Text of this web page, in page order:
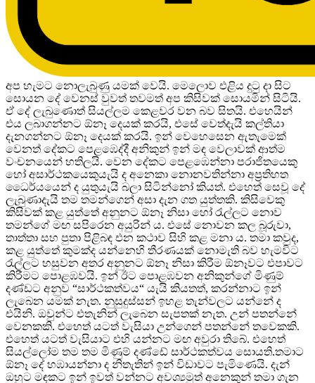
අප හැමට නොලැබුණු යමක් වෙයි. මෙලොව එළිය දුටු දා සිට
සොයන දේ වෙනස් වුවත් තවමත් අප කිසිවක් සොයමින් සිටියි.
ඒ දේ ලැබුණොත් සියල්ලම කෙළවර වන බව සිතයි. එහෙයින්
එය ලබාගන්නට ඕනෑ දෙයක් කරයි, එසේ වෙත්දැයි කල්තියා
දැනගන්නට ඕනෑ දෙයක් කරයි. ඉන් වෙහෙසෙන ඇතැමෙක්
වෙනත් දේකට පෙළඹෙද්දී අනිකුන් ඉන් මඳ වෙලාවක් ආත්ම
වංචනයෙන් හතිලයි. වෙන දේකට පෙළඹෙන්නා පරාජිතයෙකු
හෝ අසාර්ථකයෙකුයැයි ද අනෙකා නොනවතින්නා අප්‍රතිහත
ධෛර්යයෙන් ද යුතුයැයි බලා සිටින්නෝ කියත්. එහෙත් සෙවූ දේ
ලැබුණාදැයි තම තමන්ගෙන් අසා දැන ගත යුත්තකි. කිසිවෙකු
කිසිවක් කළ යුත්තේ අනුනට ඕනෑ නිසා හෝ රැල්ලට නොව
තමන්ගේ මඟ සපිරෙන අයුරින් ය. එසේ නොවන කල බූරුවා,
තාත්තා සහ පුතා පිළිබඳ එන කථාව සිහි කළ මනා ය. තමා කවුද,
කළ යුත්තේ කුමක්ද යන්නෙහි තීරණයක් නොමැති බව හැමවිට
රැල්ලට හසුවන අතර අනුනට ඕනෑ නිසා කිරීම ඕනෑවට එපාවට
කිරීමට පොළඹවයි. ඉන් ඊට පොළඹවන අනිකුන්ගේ මිණුම්
දණ්ඩට අනුව “සාර්ථකත්වය“ යැයි කියතත්, කරන්නාට ඉන්
ලැබෙන යමක් නැත. නුසුදුස්සන් ඉහළ තැන්වලට යන්නේ ද
එයිනි. ඔවුන්ට එතැනින් ලැබෙන සැපතක් නැත. උන් පතන්නේ
වෙනකකි. එහෙත් යටත් වැසියා උන්ගෙන් පතන්නේ තවෙකකි.
එහෙත් යටත් වැසියාට එහි යන්නට මඟ අවුරා තිබේ. එහෙත්
සියල්ලෝම තම තම මිණුම් දණ්ඩේ සාර්ථකත්වය සොයති.තමාට
ඕනෑ දේ හඹායන්නා ද නිතැතින් ඉන් විඩාවට පැමිණෙයි. දැන්
ඔහුට මඳකට ඉන් ඉවත් වන්නට අවශ්‍යමුත් අනෙකුන් තමා ගැන